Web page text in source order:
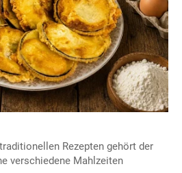
Rezepten gehört der
verschiedene Mahlzeiten